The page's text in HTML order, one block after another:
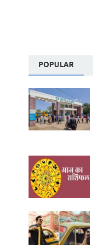
POPULAR